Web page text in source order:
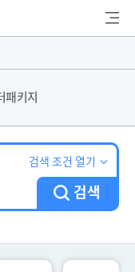
색
패키지
검색 조건 열기
검색